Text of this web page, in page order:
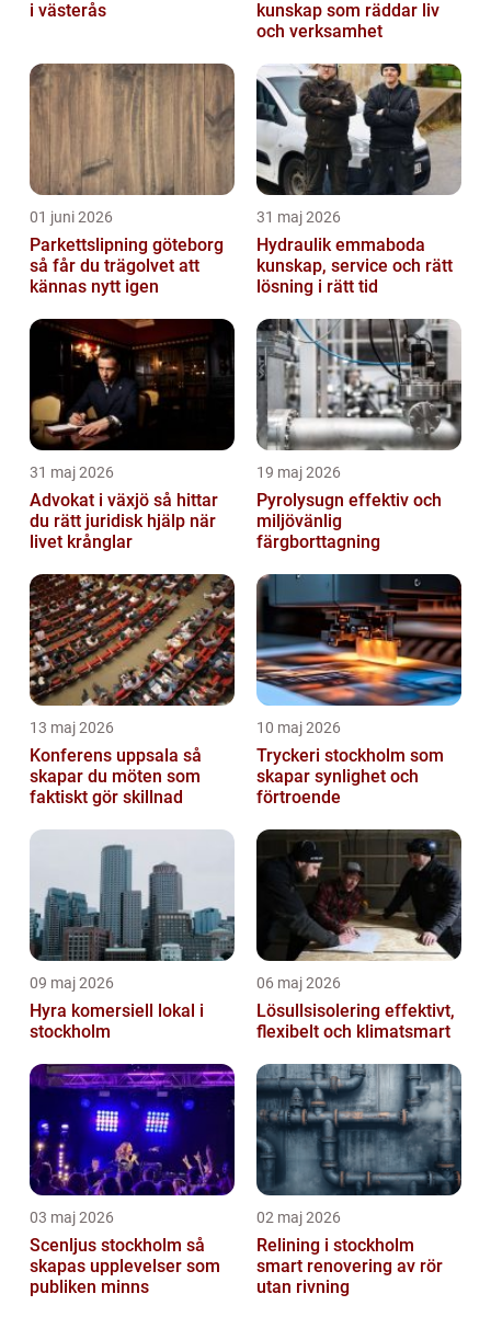
i västerås
kunskap som räddar liv
och verksamhet
01 juni 2026
Parkettslipning göteborg
så får du trägolvet att
kännas nytt igen
31 maj 2026
Hydraulik emmaboda
kunskap, service och rätt
lösning i rätt tid
31 maj 2026
Advokat i växjö så hittar
du rätt juridisk hjälp när
livet krånglar
19 maj 2026
Pyrolysugn effektiv och
miljövänlig
färgborttagning
13 maj 2026
Konferens uppsala så
skapar du möten som
faktiskt gör skillnad
10 maj 2026
Tryckeri stockholm som
skapar synlighet och
förtroende
09 maj 2026
Hyra komersiell lokal i
stockholm
06 maj 2026
Lösullsisolering effektivt,
flexibelt och klimatsmart
03 maj 2026
Scenljus stockholm så
skapas upplevelser som
publiken minns
02 maj 2026
Relining i stockholm
smart renovering av rör
utan rivning